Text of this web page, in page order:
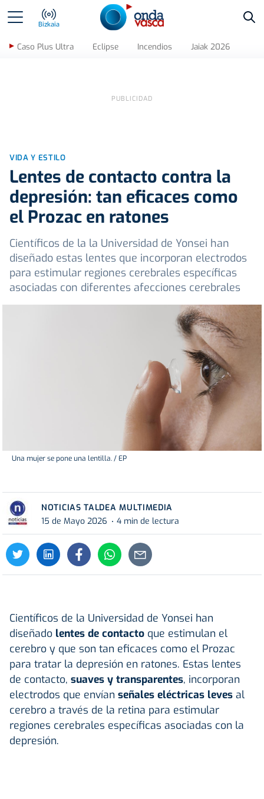
Bizkaia
Caso Plus Ultra Eclipse Incendios Jaiak 2026
VIDA Y ESTILO
Lentes de contacto contra la
depresión: tan eficaces como
el Prozac en ratones
Científicos de la la Universidad de Yonsei han
diseñado estas lentes que incorporan electrodos
para estimular regiones cerebrales específicas
asociadas con diferentes afecciones cerebrales
Una mujer se pone una lentilla. / EP
NOTICIAS TALDEA MULTIMEDIA
15 de Mayo 2026
4 min de lectura
Científicos de la Universidad de Yonsei han
diseñado lentes de contacto que estimulan el
cerebro y que son tan eficaces como el Prozac
para tratar la depresión en ratones. Estas lentes
de contacto, suaves y transparentes, incorporan
electrodos que envían señales eléctricas leves al
cerebro a través de la retina para estimular
regiones cerebrales específicas asociadas con la
depresión.